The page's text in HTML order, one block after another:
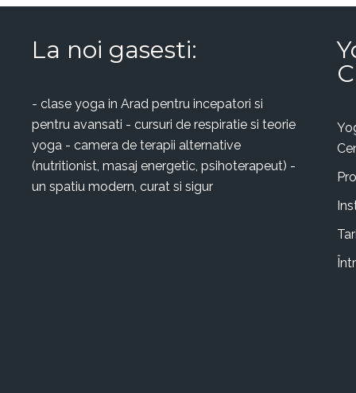
La noi gasesti:
- clase yoga in Arad pentru incepatori si
pentru avansati - cursuri de respiratie si teorie
yoga - camera de terapii alternative
(nutritionist, masaj energetic, psihoterapeut) -
un spatiu modern, curat si sigur